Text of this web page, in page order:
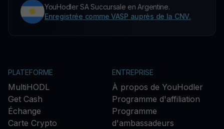
YouHodler SA Succursale en Argentine.
Enregistrée comme VASP auprès de la CNV.
PLATEFORME
MultiHODL
Get Cash
Échange
Carte Crypto
ENTREPRISE
À propos de YouHodler
Programme d'affiliation
Programme
d'ambassadeurs